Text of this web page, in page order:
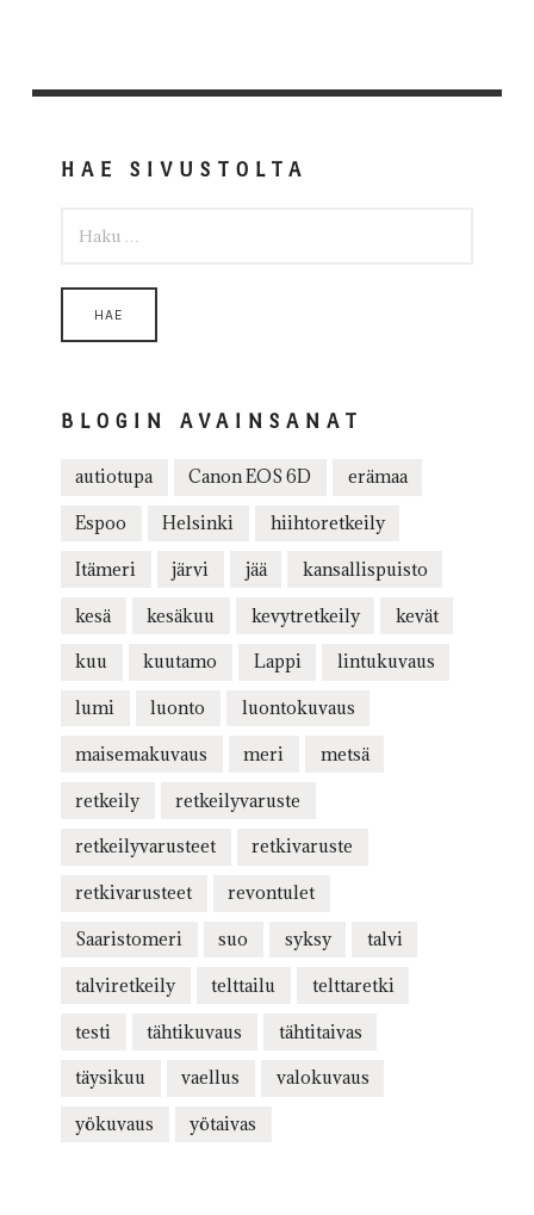
HAE SIVUSTOLTA
BLOGIN AVAINSANAT
autiotupa Canon EOS 6D erämaa
Espoo Helsinki hiihtoretkeily
Itämeri järvi jää kansallispuisto
kesä kesäkuu kevytretkeily kevät
kuu kuutamo Lappi lintukuvaus
lumi luonto luontokuvaus
maisemakuvaus meri metsä
retkeily retkeilyvaruste
retkeilyvarusteet retkivaruste
retkivarusteet revontulet
Saaristomeri suo syksy talvi
talviretkeily telttailu telttaretki
testi tähtikuvaus tähtitaivas
täysikuu vaellus valokuvaus
yökuvaus yötaivas